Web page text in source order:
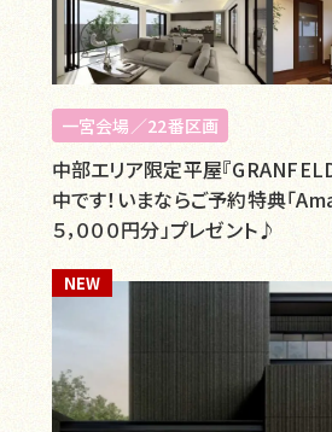
一宮会場／22番区画
中部エリア限定平屋『
中です！いまならご予約特典「
５，０００円分」プレゼント♪
NEW